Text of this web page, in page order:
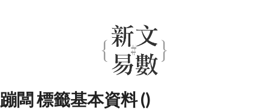
蹦闆 標籤基本資料 ()